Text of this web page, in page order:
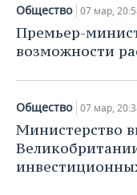
Общество 07 мар,
Премьер-
возможности
Общество 07 мар,
Министерство